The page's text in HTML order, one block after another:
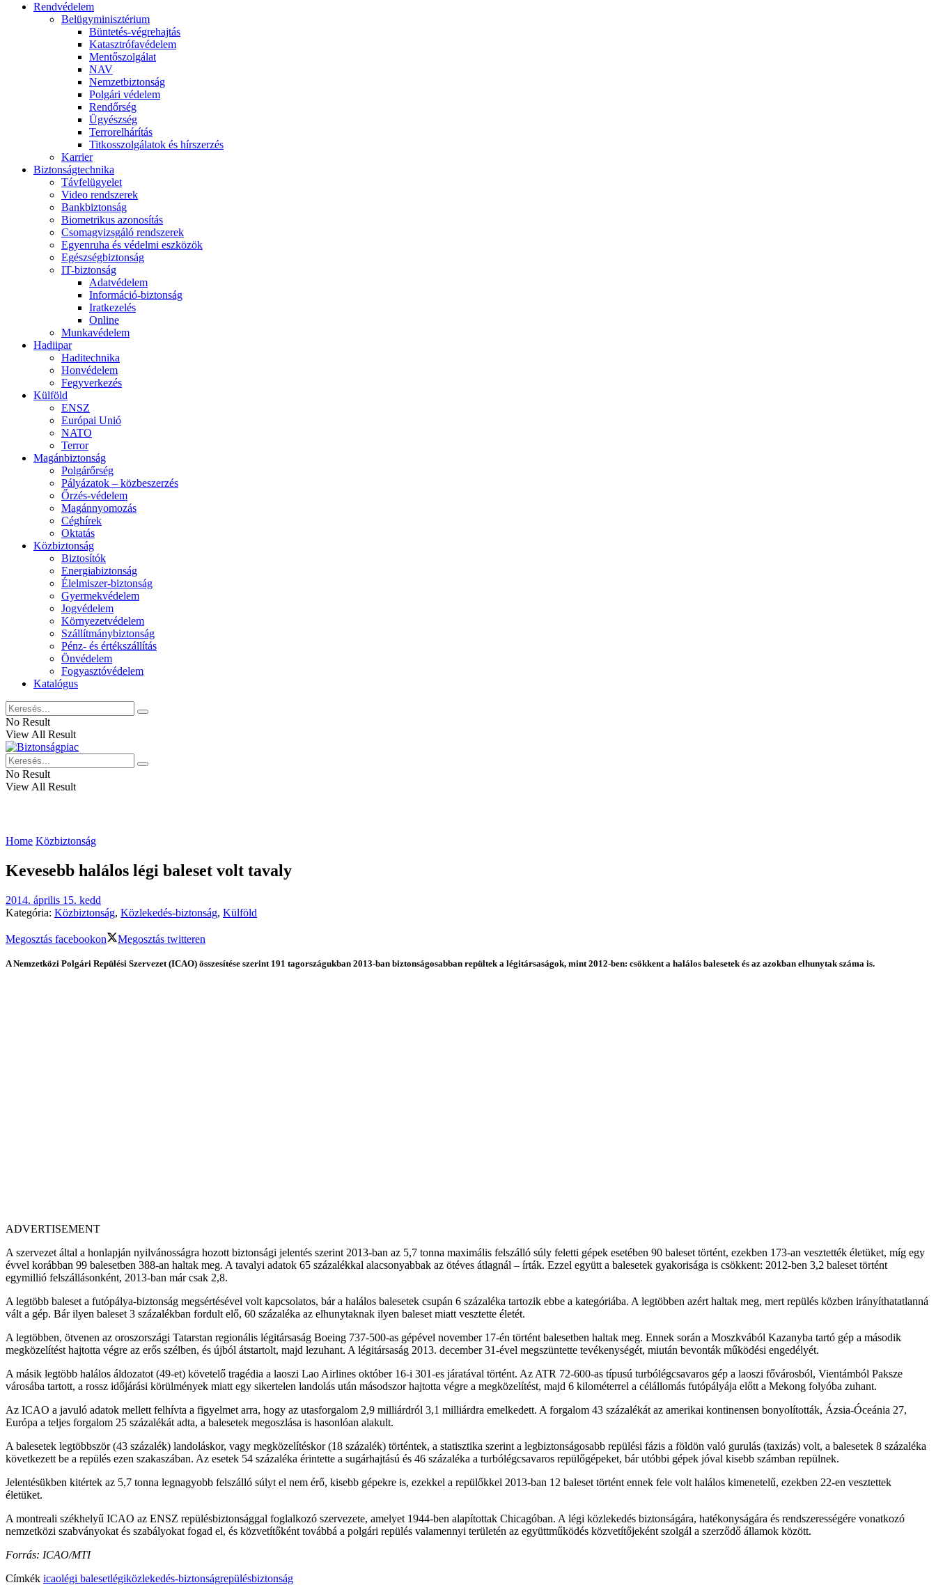
Rendvédelem
Belügyminisztérium
Büntetés-végrehajtás
Katasztrófavédelem
Mentőszolgálat
NAV
Nemzetbiztonság
Polgári védelem
Rendőrség
Ügyészség
Terrorelhárítás
Titkosszolgálatok és hírszerzés
Karrier
Biztonságtechnika
Távfelügyelet
Video rendszerek
Bankbiztonság
Biometrikus azonosítás
Csomagvizsgáló rendszerek
Egyenruha és védelmi eszközök
Egészségbiztonság
IT-biztonság
Adatvédelem
Információ-biztonság
Iratkezelés
Online
Munkavédelem
Hadiipar
Haditechnika
Honvédelem
Fegyverkezés
Külföld
ENSZ
Európai Unió
NATO
Terror
Magánbiztonság
Polgárőrség
Pályázatok – közbeszerzés
Őrzés-védelem
Magánnyomozás
Céghírek
Oktatás
Közbiztonság
Biztosítók
Energiabiztonság
Élelmiszer-biztonság
Gyermekvédelem
Jogvédelem
Környezetvédelem
Szállítmánybiztonság
Pénz- és értékszállítás
Önvédelem
Fogyasztóvédelem
Katalógus
No Result
View All Result
No Result
View All Result
Home Közbiztonság
Kevesebb halálos légi baleset volt tavaly
2014. április 15. kedd
Kategória: Közbiztonság, Közlekedés-biztonság, Külföld
Megosztás facebookon Megosztás twitteren
A Nemzetközi Polgári Repülési Szervezet (ICAO) összesítése szerint 191 tagországukban 2013-ban biztonságosabban repültek a légitársaságok, mint 2012-ben: csökkent a halálos balesetek és az azokban elhunytak száma is.
ADVERTISEMENT
A szervezet által a honlapján nyilvánosságra hozott biztonsági jelentés szerint 2013-ban az 5,7 tonna maximális felszálló súly feletti gépek esetében 90 baleset történt, ezekben 173-an vesztették életüket, míg egy
évvel korábban 99 balesetben 388-an haltak meg. A tavalyi adatok 65 százalékkal alacsonyabbak az ötéves átlagnál – írták. Ezzel együtt a balesetek gyakorisága is csökkent: 2012-ben 3,2 baleset történt
egymillió felszállásonként, 2013-ban már csak 2,8.
A legtöbb baleset a futópálya-biztonság megsértésével volt kapcsolatos, bár a halálos balesetek csupán 6 százaléka tartozik ebbe a kategóriába. A legtöbben azért haltak meg, mert repülés közben irányíthatatlanná
vált a gép. Bár ilyen baleset 3 százalékban fordult elő, 60 százaléka az elhunytaknak ilyen baleset miatt vesztette életét.
A legtöbben, ötvenen az oroszországi Tatarstan regionális légitársaság Boeing 737-500-as gépével november 17-én történt balesetben haltak meg. Ennek során a Moszkvából Kazanyba tartó gép a második
megközelítést hajtotta végre az erős szélben, és újból átstartolt, majd lezuhant. A légitársaság 2013. december 31-ével megszüntette tevékenységét, miután bevonták működési engedélyét.
A másik legtöbb halálos áldozatot (49-et) követelő tragédia a laoszi Lao Airlines október 16-i 301-es járatával történt. Az ATR 72-600-as típusú turbólégcsavaros gép a laoszi fővárosból, Vientámból Paksze
városába tartott, a rossz időjárási körülmények miatt egy sikertelen landolás után másodszor hajtotta végre a megközelítést, majd 6 kilométerrel a célállomás futópályája előtt a Mekong folyóba zuhant.
Az ICAO a javuló adatok mellett felhívta a figyelmet arra, hogy az utasforgalom 2,9 milliárdról 3,1 milliárdra emelkedett. A forgalom 43 százalékát az amerikai kontinensen bonyolították, Ázsia-Óceánia 27,
Európa a teljes forgalom 25 százalékát adta, a balesetek megoszlása is hasonlóan alakult.
A balesetek legtöbbször (43 százalék) landoláskor, vagy megközelítéskor (18 százalék) történtek, a statisztika szerint a legbiztonságosabb repülési fázis a földön való gurulás (taxizás) volt, a balesetek 8 százaléka
következett be a repülés ezen szakaszában. Az esetek 54 százaléka érintette a sugárhajtású és 46 százaléka a turbólégcsavaros repülőgépeket, bár utóbbi gépek jóval kisebb számban repülnek.
Jelentésükben kitértek az 5,7 tonna legnagyobb felszálló súlyt el nem érő, kisebb gépekre is, ezekkel a repülőkkel 2013-ban 12 baleset történt ennek fele volt halálos kimenetelű, ezekben 22-en vesztettek
életüket.
A montreali székhelyű ICAO az ENSZ repülésbiztonsággal foglalkozó szervezete, amelyet 1944-ben alapítottak Chicagóban. A légi közlekedés biztonságára, hatékonyságára és rendszerességére vonatkozó
nemzetközi szabványokat és szabályokat fogad el, és közvetítőként továbbá a polgári repülés valamennyi területén az együttműködés közvetítőjeként szolgál a szerződő államok között.
Forrás: ICAO/MTI
Címkék icaolégi balesetlégiközlekedés-biztonságrepülésbiztonság